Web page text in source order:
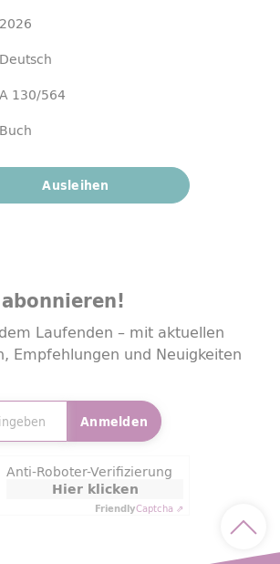
2026
Deutsch
A 130/564
Buch
Ausleihen
abonnieren!
Laufenden – mit aktuellen
Empfehlungen und Neuigkeiten
Anmelden
Anti-Roboter-Verifizierung
Hier klicken
FriendlyCaptcha ⇗